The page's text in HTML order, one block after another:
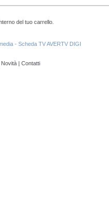
del tuo carrello.
- Scheda TV AVERTV DIGI
Novità | Contatti